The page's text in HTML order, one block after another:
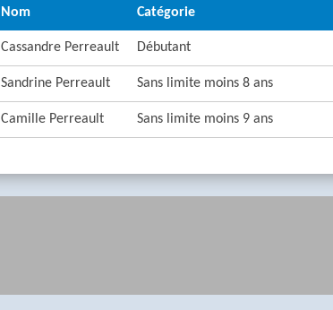
Nom Catégorie
Cassandre Perreault Débutant
Sandrine Perreault Sans limite moins 8 ans
Camille Perreault Sans limite moins 9 ans